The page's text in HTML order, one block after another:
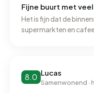
In Binnenstad-Noord
geregistreerd
labels zijn A (23%), C
verbruik van 980 m³ per
Fijne buurt met
Het is fijn dat de
supermarkten en
8.0 Lucas
Samenwonend ·